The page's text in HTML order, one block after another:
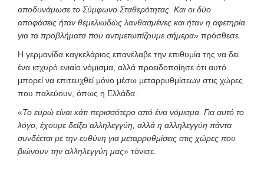
αποδυνάμωσε το Σύμφωνο Σταθερότητας. Και οι δύο
αποφάσεις ήταν θεμελιωδώς λανθασμένες και ήταν η αφετηρία
για τα προβλήματα που αντιμετωπίζουμε σήμερα» πρόσθεσε.
Η γερμανίδα καγκελάριος επανέλαβε την επιθυμία της να δει
ένα ισχυρό ενιαίο νόμισμα, αλλά προειδοποίησε ότι αυτό
μπορεί να επιτευχθεί μόνο μέσω μεταρρυθμίσεων στις χώρες
που παλεύουν, όπως η Ελλάδα.
«Το ευρώ είναι κάτι περισσότερο από ένα νόμισμα. Για αυτό το
λόγο, έχουμε δείξει αλληλεγγύη, αλλά η αλληλεγγύη πάντα
συνδέεται με την ευθύνη για μεταρρυθμίσεις στις χώρες που
βιώνουν την αλληλεγγύη μας» τόνισε.